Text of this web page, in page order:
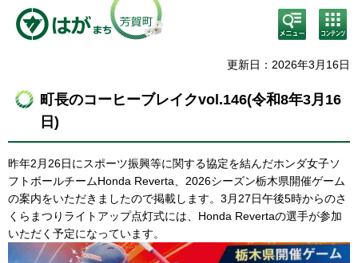
検
索・
メニ
コン
テン
ニュ
更新日：2026年3月16日
町長のコーヒーブレイクvol.146(令和8年3月16
日)
昨年2月26日にスポーツ振興等に関する協定を結んだホンダ女子ソ
フトボールチームHonda Reverta、2026シーズン栃木県開催ゲーム
の案内をいただきましたので掲載します。3月27日午後5時からのさ
くらまつりライトアップ点灯式には、Honda Revertaの選手が参加
いただく予定になっています。